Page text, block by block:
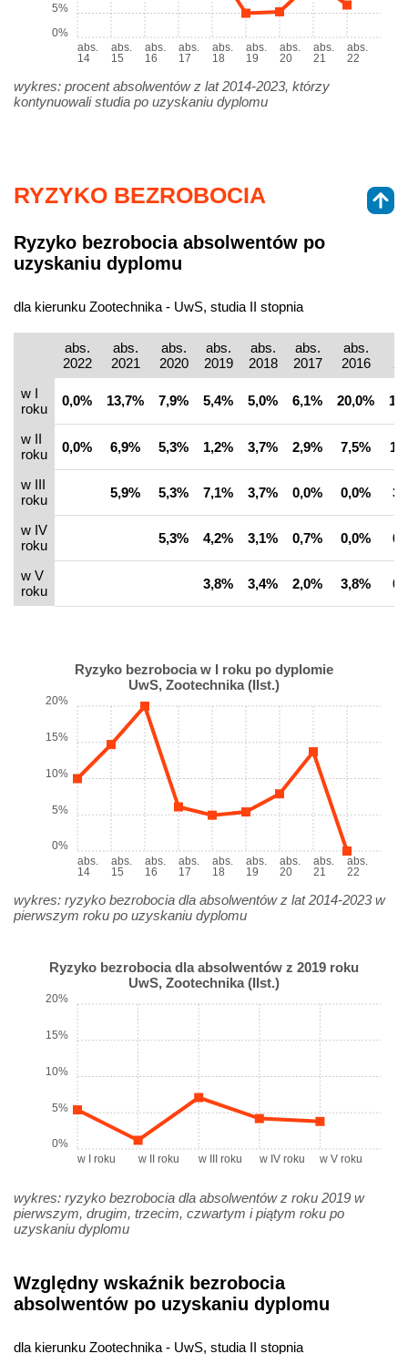
abs.
14
abs.
15
abs.
16
abs.
17
abs.
18
abs.
19
abs.
20
abs.
21
abs.
22
0%
5%
wykres: procent absolwentów z lat 2014-2023, którzy
kontynuowali studia po uzyskaniu dyplomu
RYZYKO BEZROBOCIA
Ryzyko bezrobocia absolwentów po
uzyskaniu dyplomu
dla kierunku Zootechnika - UwS, studia II stopnia
abs.
2022
abs.
2021
abs.
2020
abs.
2019
abs.
2018
abs.
2017
abs.
2016
w I
roku
0,0% 13,7% 7,9% 5,4% 5,0% 6,1% 20,0%
w II
roku
0,0% 6,9% 5,3% 1,2% 3,7% 2,9% 7,5%
w III
roku
5,9% 5,3% 7,1% 3,7% 0,0% 0,0%
w IV
roku
5,3% 4,2% 3,1% 0,7% 0,0%
w V
roku
3,8% 3,4% 2,0% 3,8%
Ryzyko bezrobocia w I roku po dyplomie
UwS, Zootechnika (IIst.)
abs.
14
abs.
15
abs.
16
abs.
17
abs.
18
abs.
19
abs.
20
abs.
21
abs.
22
0%
5%
10%
15%
20%
wykres: ryzyko bezrobocia dla absolwentów z lat 2014-2023 w
pierwszym roku po uzyskaniu dyplomu
Ryzyko bezrobocia dla absolwentów z 2019 roku
UwS, Zootechnika (IIst.)
w I roku w II roku w III roku w IV roku w V roku
0%
5%
10%
15%
20%
wykres: ryzyko bezrobocia dla absolwentów z roku 2019 w
pierwszym, drugim, trzecim, czwartym i piątym roku po
uzyskaniu dyplomu
Względny wskaźnik bezrobocia
absolwentów po uzyskaniu dyplomu
dla kierunku Zootechnika - UwS, studia II stopnia